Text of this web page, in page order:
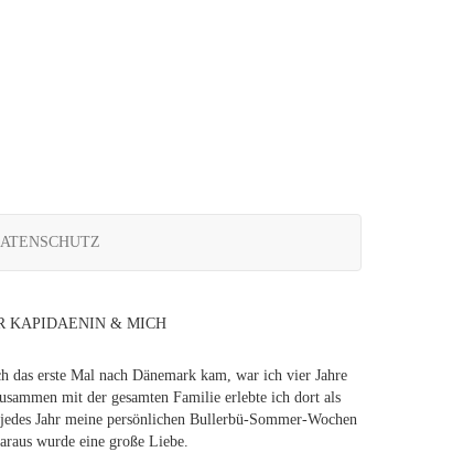
KAPIDAENIN & MICH
das erste Mal nach Dänemark kam, war ich vier Jahre
mit der gesamten Familie erlebte ich dort als
Jahr meine persönlichen Bullerbü-Sommer-Wochen
wurde eine große Liebe.